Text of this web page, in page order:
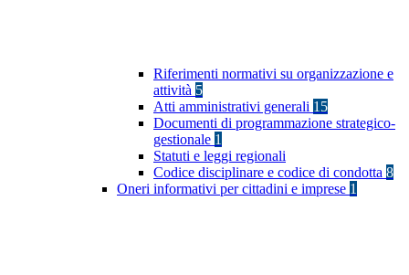
Riferimenti normativi su organizzazione e
attività 5
Atti amministrativi generali 15
Documenti di programmazione strategico-
gestionale 1
Statuti e leggi regionali
Codice disciplinare e codice di condotta 8
Oneri informativi per cittadini e imprese 1